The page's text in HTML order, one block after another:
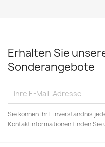
Erhalten Sie
Sonderangebote
Sie können Ihr Einverständnis
Kontaktinformationen finden Sie